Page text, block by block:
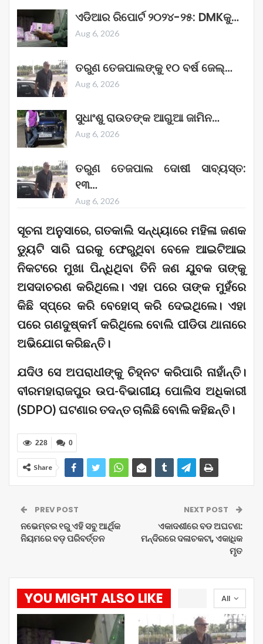
ଏଡିଆର ରିପୋର୍ଟ ୨୦୨୪-୨୫: DMKକୁ…
Aug 6, 2026
ତରୁଣ ତେଜପାଲଙ୍କୁ ୧୦ ବର୍ଷ ଜେଲ୍‌…
Aug 6, 2026
ସୁଧାଂଶୁ ରାଉତଙ୍କ ଆଗୁଆ ଜାମିନ…
Aug 6, 2026
ତରୁଣ ତେଜପାଲ ଦୋଷୀ ସାବ୍ୟସ୍ତ:
୧୩…
Aug 6, 2026
ସୂଚନା ଅନୁସାରେ, ଗତକାଲି ସନ୍ଧ୍ୟାରେ ମହିଳା ଜଣକ
ଡ୍ୟୁଟି ସାରି ଘରକୁ ଫେରୁଥିବା ବେଳେ ଆଇଟିଆଇ
ନିକଟରେ ମୁଖା ପିନ୍ଧିଥିବା ତିନି ଜଣ ଯୁବକ ତାଙ୍କୁ
ଅସଦାଚରଣ କରିଥିଲେ। ଏହା ପରେ ତାଙ୍କ ମୁହଁରେ
କିଛି ସ୍ପ୍ରେ କରି ବେହୋସ୍ କରି ଦେଇଥିଲେ। ଏହା
ପରେ ଗଣଦୁଷ୍କର୍ମ କରିଥିଲେ ବୋଲି ପୀଡିତା ଥାନାରେ
ଅଭିଯୋଗ କରିଛନ୍ତି।
ଯଦିଓ ସେ ଅପରାଧୀଙ୍କୁ ଚିହ୍ନଟ କରିପାରି ନାହାଁନ୍ତି।
ବୀରମହାରାଜପୁର ଉପ-ବିଭାଗୀୟ ପୋଲିସ ଅଧିକାରୀ
(SDPO) ଘଟଣାର ତଦନ୍ତ ଚାଲିଛି ବୋଲି କହିଛନ୍ତି।
0
228
Share
PREV POST
ନଭେମ୍ବର ୧ରୁ ଏହି ସବୁ ଆର୍ଥିକ
ନିୟମରେ ବଡ଼ ପରିବର୍ତ୍ତନ
NEXT POST
ଏକାଦଶୀରେ ବଡ ଅଘଟଣ:
ମନ୍ଦିରରେ ଦଳାଚକଟା, ଏକାଧିକ
ମୃତ
All
YOU MIGHT ALSO LIKE